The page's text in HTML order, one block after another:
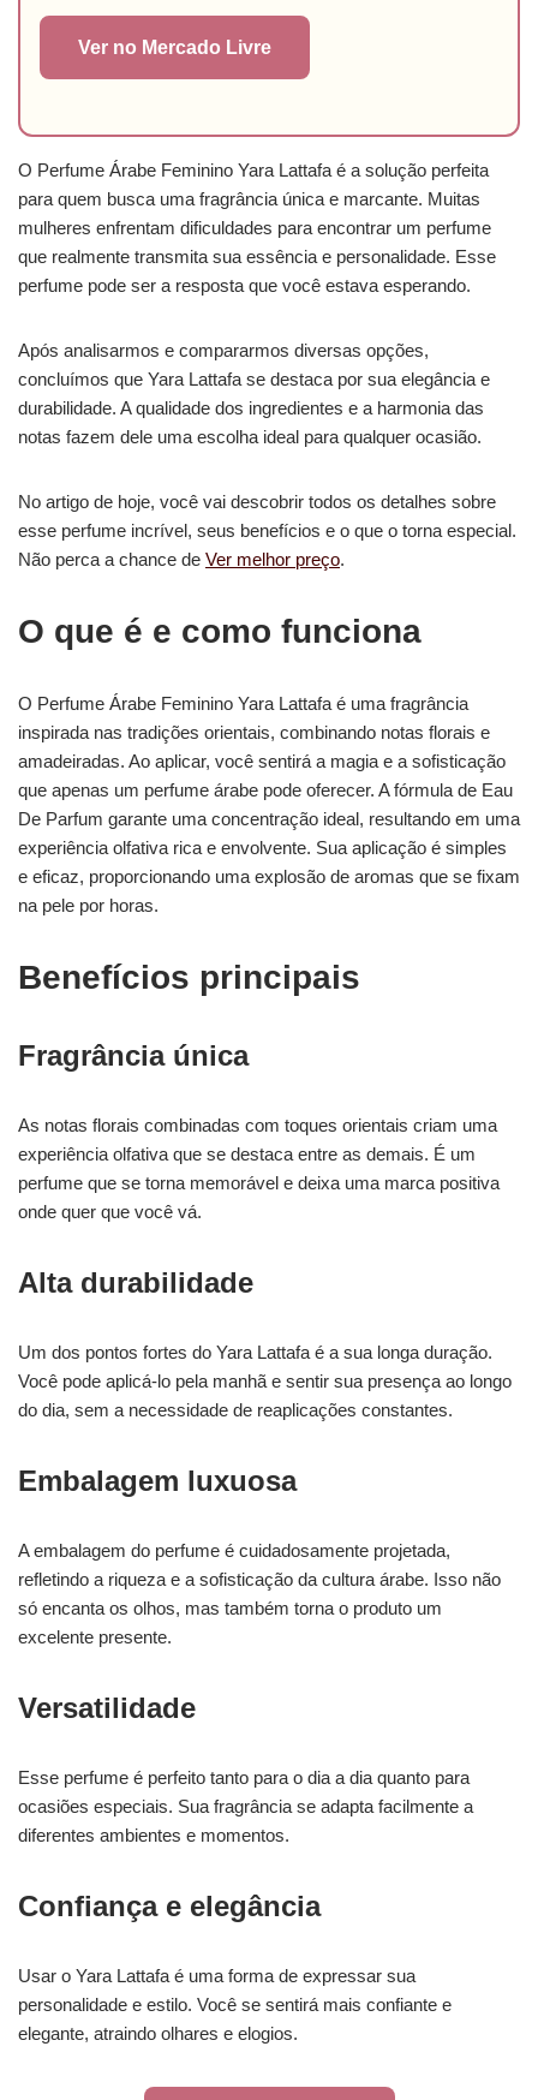
Ver no Mercado Livre
O Perfume Árabe Feminino Yara Lattafa é a solução perfeita
para quem busca uma fragrância única e marcante. Muitas
mulheres enfrentam dificuldades para encontrar um perfume
que realmente transmita sua essência e personalidade. Esse
perfume pode ser a resposta que você estava esperando.
Após analisarmos e compararmos diversas opções,
concluímos que Yara Lattafa se destaca por sua elegância e
durabilidade. A qualidade dos ingredientes e a harmonia das
notas fazem dele uma escolha ideal para qualquer ocasião.
No artigo de hoje, você vai descobrir todos os detalhes sobre
esse perfume incrível, seus benefícios e o que o torna especial.
Não perca a chance de Ver melhor preço.
O que é e como funciona
O Perfume Árabe Feminino Yara Lattafa é uma fragrância
inspirada nas tradições orientais, combinando notas florais e
amadeiradas. Ao aplicar, você sentirá a magia e a sofisticação
que apenas um perfume árabe pode oferecer. A fórmula de Eau
De Parfum garante uma concentração ideal, resultando em uma
experiência olfativa rica e envolvente. Sua aplicação é simples
e eficaz, proporcionando uma explosão de aromas que se fixam
na pele por horas.
Benefícios principais
Fragrância única
As notas florais combinadas com toques orientais criam uma
experiência olfativa que se destaca entre as demais. É um
perfume que se torna memorável e deixa uma marca positiva
onde quer que você vá.
Alta durabilidade
Um dos pontos fortes do Yara Lattafa é a sua longa duração.
Você pode aplicá-lo pela manhã e sentir sua presença ao longo
do dia, sem a necessidade de reaplicações constantes.
Embalagem luxuosa
A embalagem do perfume é cuidadosamente projetada,
refletindo a riqueza e a sofisticação da cultura árabe. Isso não
só encanta os olhos, mas também torna o produto um
excelente presente.
Versatilidade
Esse perfume é perfeito tanto para o dia a dia quanto para
ocasiões especiais. Sua fragrância se adapta facilmente a
diferentes ambientes e momentos.
Confiança e elegância
Usar o Yara Lattafa é uma forma de expressar sua
personalidade e estilo. Você se sentirá mais confiante e
elegante, atraindo olhares e elogios.